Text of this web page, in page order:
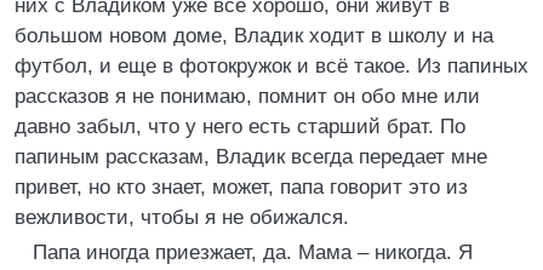
них с Владиком уже всё хорошо, они живут в
большом новом доме, Владик ходит в школу и на
футбол, и еще в фотокружок и всё такое. Из папиных
рассказов я не понимаю, помнит он обо мне или
давно забыл, что у него есть старший брат. По
папиным рассказам, Владик всегда передает мне
привет, но кто знает, может, папа говорит это из
вежливости, чтобы я не обижался.
Папа иногда приезжает, да. Мама – никогда. Я